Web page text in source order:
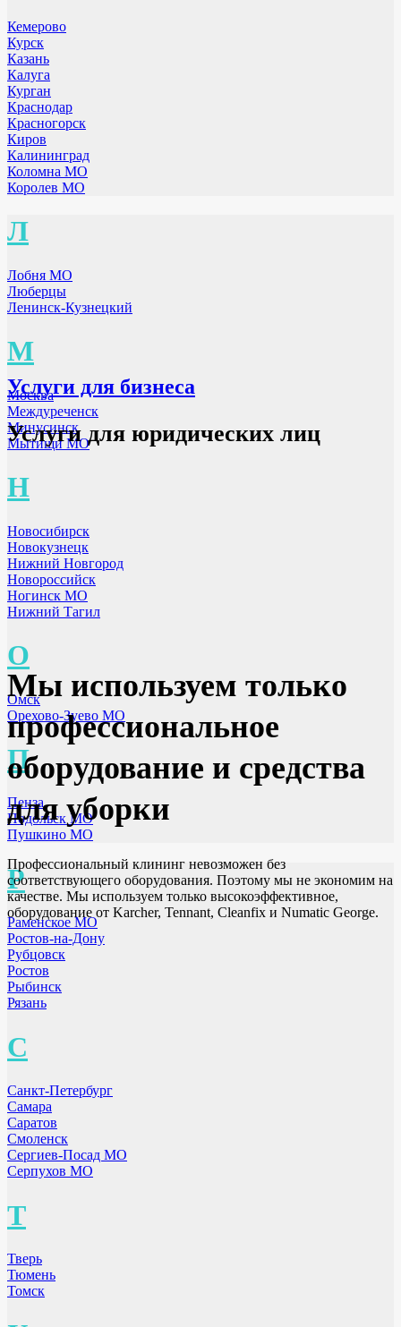
Кемерово
Курск
Казань
Калуга
Курган
Краснодар
Красногорск
Киров
Калининград
Коломна МО
Королев МО
Л
Лобня МО
Люберцы
Ленинск-Кузнецкий
М
Москва
Междуреченск
Минусинск
Мытищи МО
Н
Новосибирск
Новокузнецк
Нижний Новгород
Новороссийск
Ногинск МО
Нижний Тагил
О
Омск
Орехово-Зуево МО
П
Пенза
Подольск МО
Пушкино МО
Р
Раменское МО
Ростов-на-Дону
Рубцовск
Ростов
Рыбинск
Рязань
С
Санкт-Петербург
Самара
Саратов
Смоленск
Сергиев-Посад МО
Серпухов МО
Т
Тверь
Тюмень
Томск
Услуги для бизнеса
Услуги для юридических лиц
Мы используем только
профессиональное
оборудование и средства
для уборки
Профессиональный клининг невозможен без
соответствующего оборудования. Поэтому мы не экономим на
качестве. Мы используем только высокоэффективное,
оборудование от Karcher, Tennant, Cleanfix и Numatic George.